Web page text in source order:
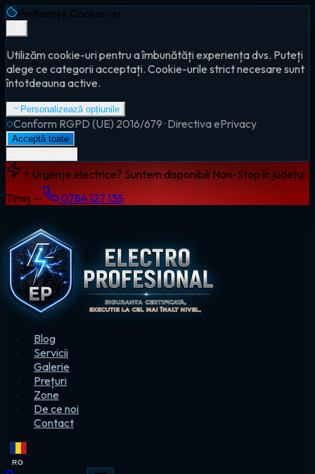
Preferințe Cookie-uri
Utilizăm cookie-uri pentru a îmbunătăți experiența dvs. Puteți
alege ce categorii acceptați. Cookie-urile strict necesare sunt
întotdeauna active.
Personalizează opțiunile
Conform RGPD (UE) 2016/679 · Directiva ePrivacy
Acceptă toate
⚡ Urgențe electrice? Suntem disponibili Non-Stop în județul
Timiș —
0784 127 135
Blog
Servicii
Galerie
Prețuri
Zone
De ce noi
Contact
RO